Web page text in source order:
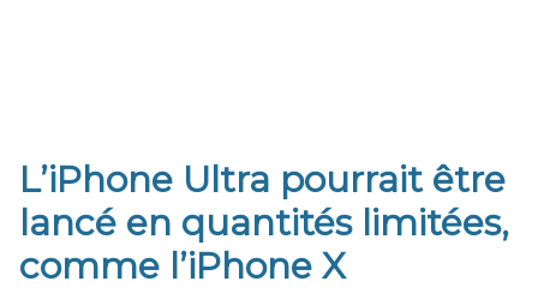
L’iPhone Ultra pourrait être
lancé en quantités limitées,
comme l’iPhone X